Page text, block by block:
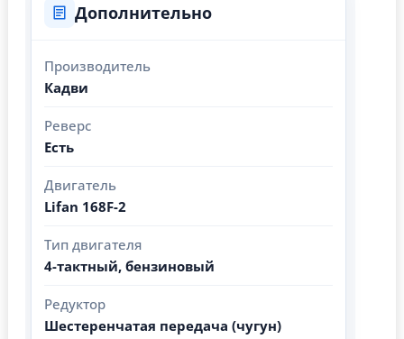
Дополнительно
Производитель
Кадви
Реверс
Есть
Двигатель
Lifan 168F-2
Тип двигателя
4-тактный, бензиновый
Редуктор
Шестеренчатая передача (чугун)